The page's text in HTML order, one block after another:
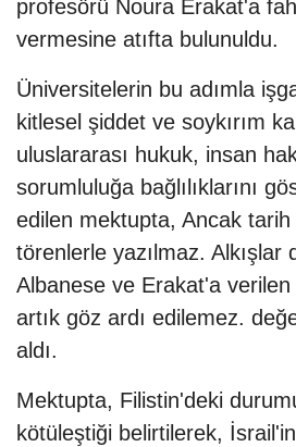
profesörü Noura Erakat'a
vermesine atıfta bulunuldu.
Üniversitelerin bu adımla
kitlesel şiddet ve soykırım
uluslararası hukuk, insan
sorumluluğa bağlılıklarını
edilen mektupta, Ancak tarih
törenlerle yazılmaz. Alkışlar
Albanese ve Erakat'a verilen
artık göz ardı edilemez.
aldı.
Mektupta, Filistin'deki
kötüleştiği belirtilerek,